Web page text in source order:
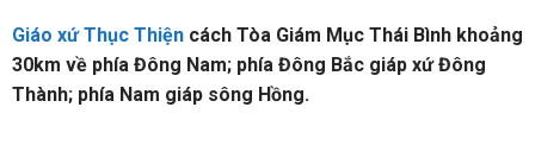
Giáo xứ Thục Thiện cách Tòa Giám Mục Thái Bình khoảng
30km về phía Đông Nam; phía Đông Bắc giáp xứ Đông
Thành; phía Nam giáp sông Hồng.